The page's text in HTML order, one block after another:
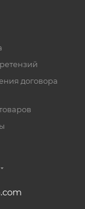
договора